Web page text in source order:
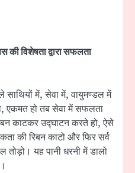
की विशेषता द्वारा सफलता
साथियों में, सेवा में, वायुमण्डल में
एकमत हो तब सेवा में सफलता
काटकर उद्घाटन करते हो, ऐसे
की रिबन काटो और फिर सर्व
तोड़ो। यह पानी धरनी में डालो